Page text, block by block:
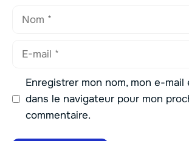
Nom
Enregistrer mon nom, mon e-
dans le navigateur pour mon
commentaire.